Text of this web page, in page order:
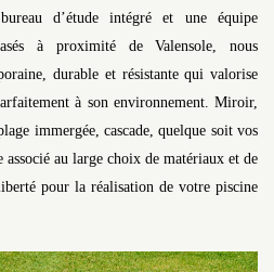
d’étude intégré et une équipe
à proximité de Valensole, nous
durable et résistante qui valorise
à son environnement. Miroir,
immergée, cascade, quelque soit vos
au large choix de matériaux et de
pour la réalisation de votre piscine